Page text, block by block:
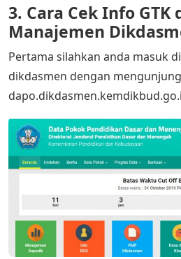
3. Cara Cek Info GTK
Manajemen
Pertama silahkan anda masuk
dikdasmen dengan